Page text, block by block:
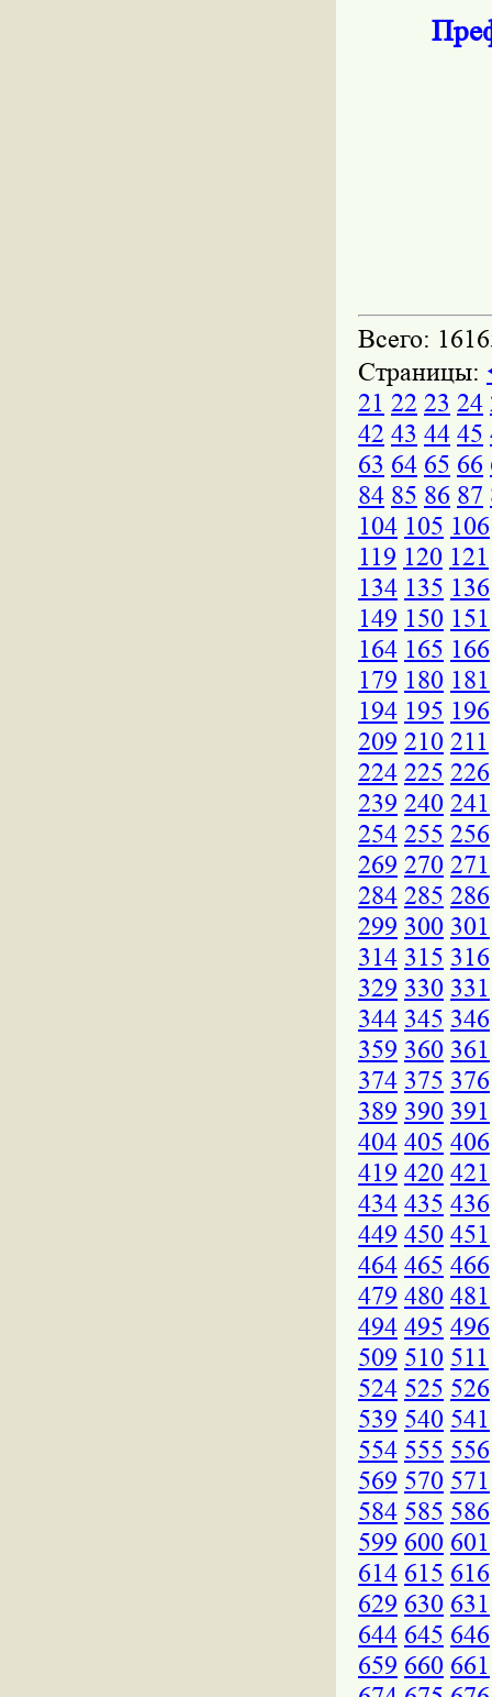
Всего:
Страницы:
21 22 23 24
42 43 44 45
63 64 65 66
84 85 86 87
104 105 106
119 120 121
134 135 136
149 150 151
164 165 166
179 180 181
194 195 196
209 210 211
224 225 226
239 240 241
254 255 256
269 270 271
284 285 286
299 300 301
314 315 316
329 330 331
344 345 346
359 360 361
374 375 376
389 390 391
404 405 406
419 420 421
434 435 436
449 450 451
464 465 466
479 480 481
494 495 496
509 510 511
524 525 526
539 540 541
554 555 556
569 570 571
584 585 586
599 600 601
614 615 616
629 630 631
644 645 646
659 660 661